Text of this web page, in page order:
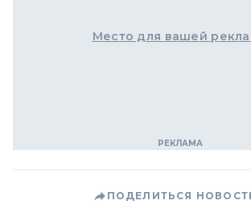
Место для вашей
ПОДЕЛИТЬСЯ